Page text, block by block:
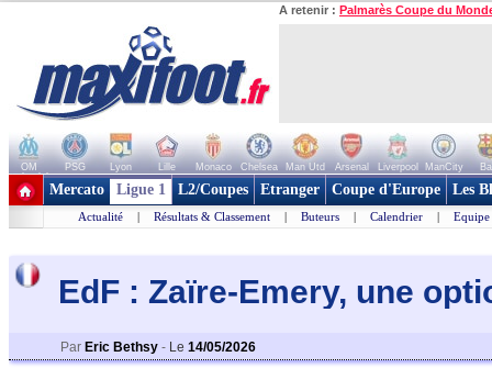
A retenir : Palmarès Coupe du
OM PSG Lyon Lille Monaco Chelsea Man Utd Arsenal Liverpool ManCity
+ de clubs
Mercato Ligue 1 L2/Coupes Etranger Coupe d'Europe Les
Actualité | Résultats & Classement | Buteurs | Calendrier | Equipe
EdF : Zaïre-Emery, une
Par Eric Bethsy - Le 14/05/2026